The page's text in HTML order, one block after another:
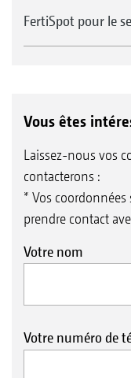
FertiSpot pour le
Vous êtes
Laissez-nous vos
contacterons :
* Vos
prendre contact
Votre nom
Votre numéro de